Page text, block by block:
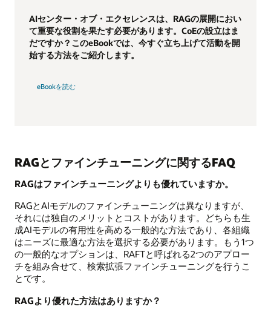
AIセンター・オブ・エクセレンスは、RAGの展開におい
て重要な役割を果たす必要があります。CoEの設立はま
だですか？このeBookでは、今すぐ立ち上げて活動を開
始する方法をご紹介します。
eBookを読む
RAGとファインチューニングに関するFAQ
RAGはファインチューニングよりも優れていますか。
RAGとAIモデルのファインチューニングは異なりますが、
それには独自のメリットとコストがあります。どちらも生
成AIモデルの有用性を高める一般的な方法であり、各組織
はニーズに最適な方法を選択する必要があります。もう1つ
の一般的なオプションは、RAFTと呼ばれる2つのアプロー
チを組み合せて、検索拡張ファインチューニングを行うこ
とです。
RAGより優れた方法はありますか？